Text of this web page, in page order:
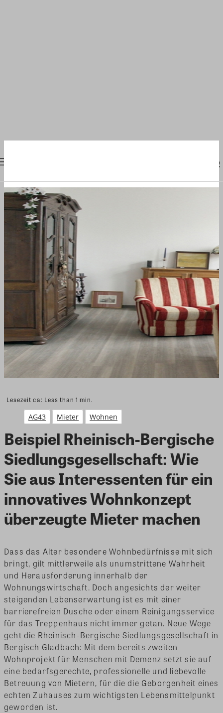
Lesezeit ca: Less than 1 min.
AG43 Mieter Wohnen
Beispiel Rheinisch-Bergische
Siedlungsgesellschaft: Wie
Sie aus Interessenten für ein
innovatives Wohnkonzept
überzeugte Mieter machen
Dass das Alter besondere Wohnbedürfnisse mit sich
bringt, gilt mittlerweile als unumstrittene Wahrheit
und Herausforderung innerhalb der
Wohnungswirtschaft. Doch angesichts der weiter
steigenden Lebenserwartung ist es mit einer
barrierefreien Dusche oder einem Reinigungsservice
für das Treppenhaus nicht immer getan. Neue Wege
geht die Rheinisch-Bergische Siedlungsgesellschaft in
Bergisch Gladbach: Mit dem bereits zweiten
Wohnprojekt für Menschen mit Demenz setzt sie auf
eine bedarfsgerechte, professionelle und liebevolle
Betreuung von Mietern, für die die Geborgenheit eines
echten Zuhauses zum wichtigsten Lebensmittelpunkt
geworden ist.